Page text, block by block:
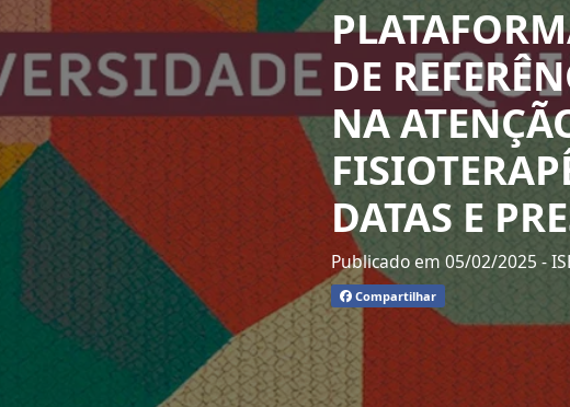
DE
NA
DATAS E
Publicado em 05/02/2025-
Compartilhar